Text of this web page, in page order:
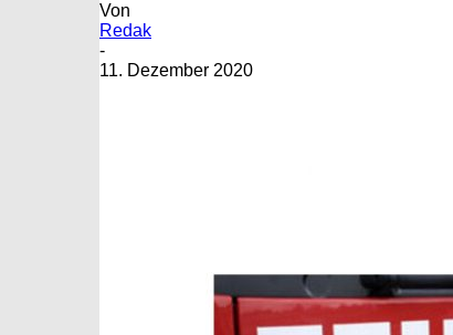
Von
Redak
-
11. Dezember 2020